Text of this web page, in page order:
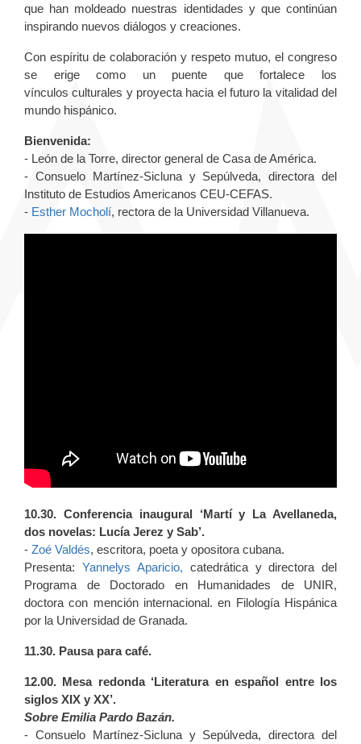
que han moldeado nuestras identidades y que continúan
inspirando nuevos diálogos y creaciones.
Con espíritu de colaboración y respeto mutuo, el congreso
se erige como un puente que fortalece los
vínculos culturales y proyecta hacia el futuro la vitalidad del
mundo hispánico.
Bienvenida:
- León de la Torre, director general de Casa de América.
- Consuelo Martínez-Sicluna y Sepúlveda, directora del
Instituto de Estudios Americanos CEU-CEFAS.
- Esther Mocholí, rectora de la Universidad Villanueva.
10.30. Conferencia inaugural ‘Martí y La Avellaneda,
dos novelas: Lucía Jerez y Sab’.
- Zoé Valdés, escritora, poeta y opositora cubana.
Presenta: Yannelys Aparicio, catedrática y directora del
Programa de Doctorado en Humanidades de UNIR,
doctora con mención internacional. en Filología Hispánica
por la Universidad de Granada.
11.30. Pausa para café.
12.00. Mesa redonda ‘Literatura en español entre los
siglos XIX y XX’.
Sobre Emilia Pardo Bazán.
- Consuelo Martínez-Sicluna y Sepúlveda, directora del